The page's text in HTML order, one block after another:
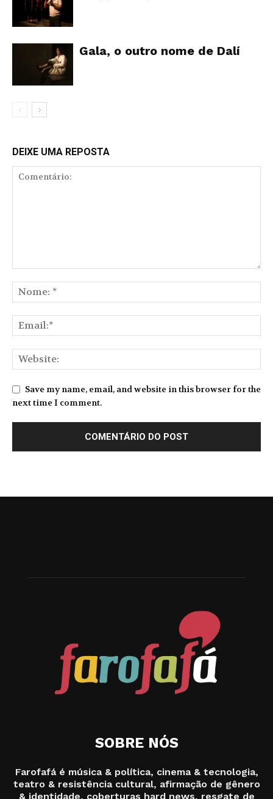
Gala, o outro nome de Dalí
DEIXE UMA REPOSTA
Save my name, email, and website in this browser for the
next time I comment.
SOBRE NÓS
Farofafá é música & política, cinema & tecnologia,
teatro & resistência cultural, afirmação de gênero
& identidade, coberturas hard news, resgate de